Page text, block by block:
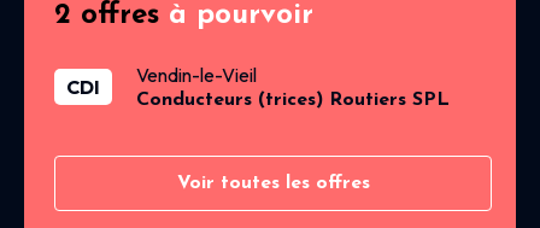
2 offres à pourvoir
CDI Vendin-le-Vieil
Conducteurs (trices) Routiers SPL
Voir toutes les offres